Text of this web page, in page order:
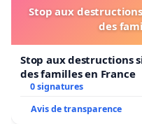
Stop aux
des
Stop aux destructions
des familles en France
0 signatures
Avis de transparence